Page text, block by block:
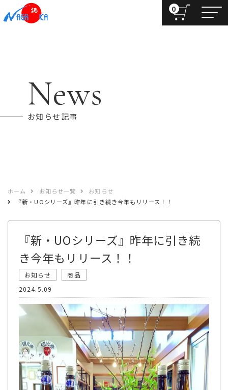
0
News
お知らせ記事
ホーム お知らせ一覧
お知らせ
『新・UOシリーズ』昨年に引き続き今年もリリース！！
『新・UOシリーズ』昨年に引き続
き今年もリリース！！
お知らせ
商品
2024.5.09